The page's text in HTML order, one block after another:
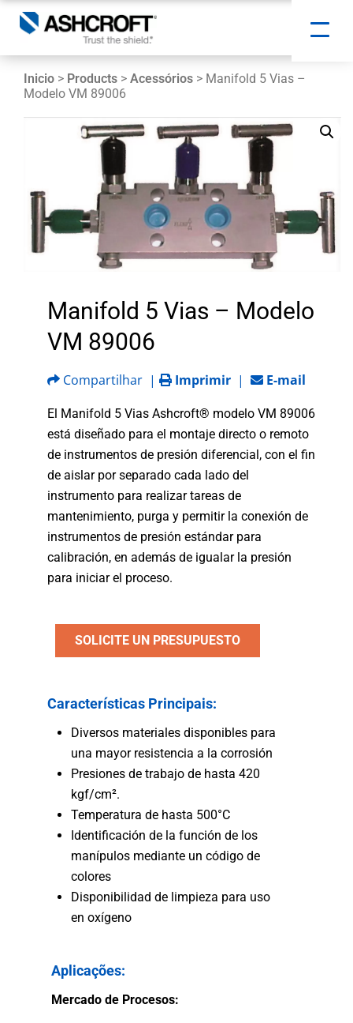
Inicio > Products > Acessórios > Manifold 5 Vias –
Modelo VM 89006
Manifold 5 Vias – Modelo
VM 89006
Compartilhar | Imprimir | E-mail
El Manifold 5 Vias Ashcroft® modelo VM 89006
está diseñado para el montaje directo o remoto
de instrumentos de presión diferencial, con el fin
de aislar por separado cada lado del
instrumento para realizar tareas de
mantenimiento, purga y permitir la conexión de
instrumentos de presión estándar para
calibración, en además de igualar la presión
para iniciar el proceso.
SOLICITE UN PRESUPUESTO
Características Principais:
Diversos materiales disponibles para
una mayor resistencia a la corrosión
Presiones de trabajo de hasta 420
kgf/cm².
Temperatura de hasta 500°C
Identificación de la función de los
manípulos mediante un código de
colores
Disponibilidad de limpieza para uso
en oxígeno
Aplicações:
Mercado de Procesos: